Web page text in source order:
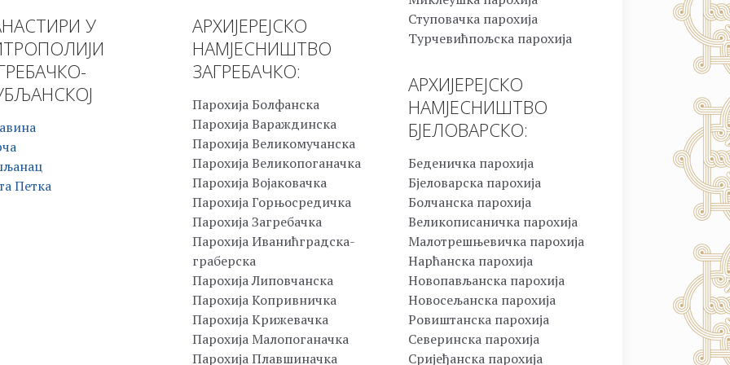
У
Петка
АРХИЈЕРЕЈСКО
НАМЈЕСНИШТВО
ЗАГРЕБАЧКО:
Парохија Болфанска
Парохија Вараждинска
Парохија Великомучанска
Парохија Великопоганачка
Парохија Војаковачка
Парохија Горњосредичка
Парохија Загребачка
Парохија Иванићградска-
граберска
Парохија Липовчанска
Парохија Копривничка
Парохија Крижевачка
Парохија Малопоганачка
Парохија Плавшиначка
Ступовачка парохија
Турчевићпољска парохија
АРХИЈЕРЕЈСКО
НАМЈЕСНИШТВО
БЈЕЛОВАРСКО:
Беденичка парохија
Бјеловарска парохија
Болчанска парохија
Великописаничка парохија
Малотрешњевичка парохија
Нарћанска парохија
Новопављанска парохија
Новосељанска парохија
Ровиштанска парохија
Северинска парохија
Сријеђанска парохија